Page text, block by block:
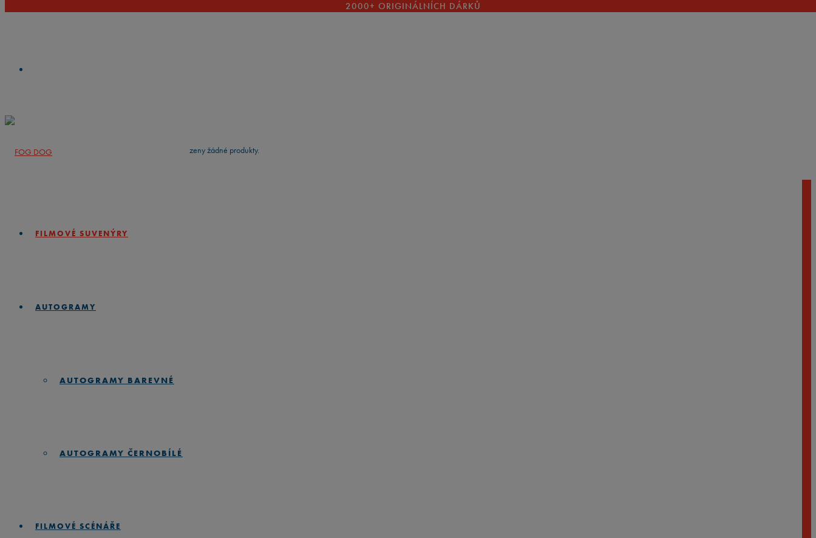
2000+ ORIGINÁLNÍCH DÁRKŮ
FILMOVÉ SUVENÝRY
AUTOGRAMY
AUTOGRAMY BAREVNÉ
AUTOGRAMY ČERNOBÍLÉ
FILMOVÉ SCÉNÁŘE
pressEnterto search Nebyly nalezeny žádné produkty.